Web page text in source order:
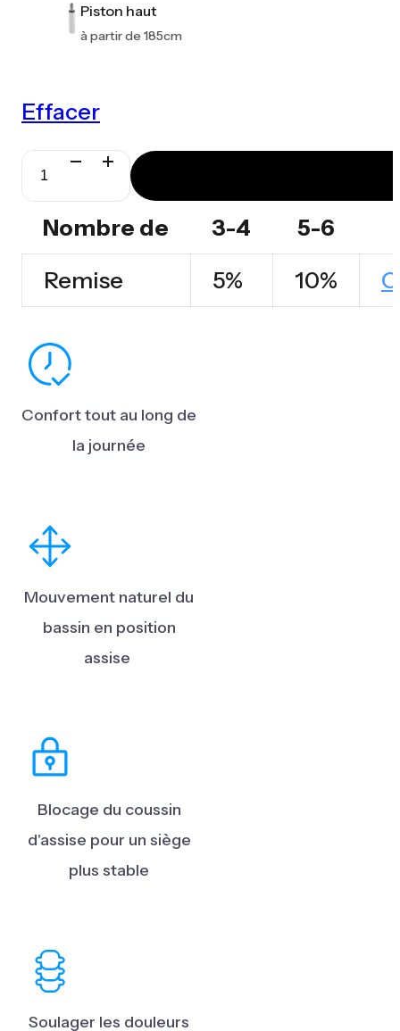
Piston haut
à partir de 185cm
Effacer
quantité
de
Spinergo
Dual
Nombre de 3-4
5-6
Remise
5% 10%
Confort tout au long de
la journée
Mouvement naturel du
bassin en position
assise
Blocage du coussin
d'assise pour un siège
plus stable
Soulager les douleurs